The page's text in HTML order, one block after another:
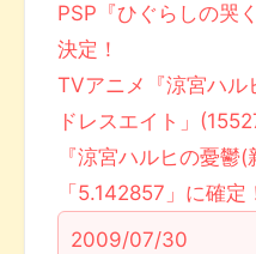
PSP『ひぐらしの哭
決定！
TVアニメ『涼宮ハル
ドレスエイト」
『涼宮ハルヒの憂鬱
「5.142857」に確定
2009/07/30